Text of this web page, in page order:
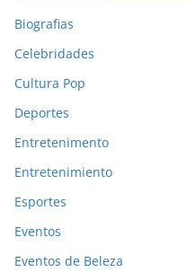
Biografias
Celebridades
Cultura Pop
Deportes
Entretenimento
Entretenimiento
Esportes
Eventos
Eventos de Beleza